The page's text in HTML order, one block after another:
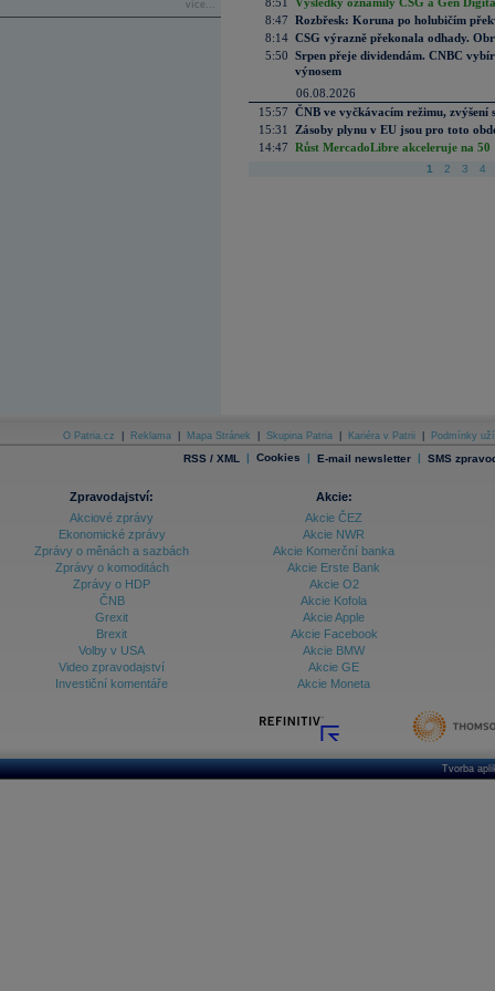
více...
8:47 Rozbřesk: Koruna po holubičím
8:14 CSG výrazně překonala odhady.
5:50 Srpen přeje dividendám. CNBC
výnosem
06.08.2026
15:57 ČNB ve vyčkávacím režimu, zvýšení
15:31
Zásoby plynu v EU jsou pro toto
14:47 Růst MercadoLibre akceleruje na
1 2 3 4
O Patria.cz Reklama Mapa Stránek Skupina Patria Kariéra v Patrii Podmínky
RSS / XML | Cookies | E-mail newsletter | SMS
Zpravodajství:
Akciové zprávy
Ekonomické zprávy
Zprávy o měnách a sazbách
Zprávy o komoditách
Zprávy o HDP
ČNB
Grexit
Brexit
Volby v USA
Video zpravodajství
Investiční komentáře
Akcie:
Akcie ČEZ
Akcie NWR
Akcie Komerční banka
Akcie Erste Bank
Akcie O2
Akcie Kofola
Akcie Apple
Akcie Facebook
Akcie BMW
Akcie GE
Akcie Moneta
Tvorba